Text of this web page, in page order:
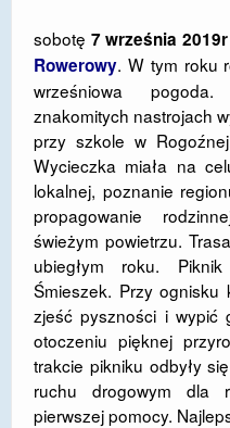
GALERIA
SPORT
DOSTĘPNOŚĆ
POLITYKA
RODO
EGZAMIN
STANDARDY
PROJEKT ,,SZKOŁY Z
KSZTAŁCENIA
ŻORY”
sobotę 7 września 2019r
Rowerowy. W tym roku
wrześniowa
znakomitych nastrojach
przy szkole w
Wycieczka miała na
lokalnej, poznanie
propagowanie
świeżym powietrzu.
ubiegłym roku.
Śmieszek. Przy ognisku
zjeść pyszności i wypić
otoczeniu pięknej
trakcie pikniku odbyły
ruchu drogowym dla
pierwszej pomocy.